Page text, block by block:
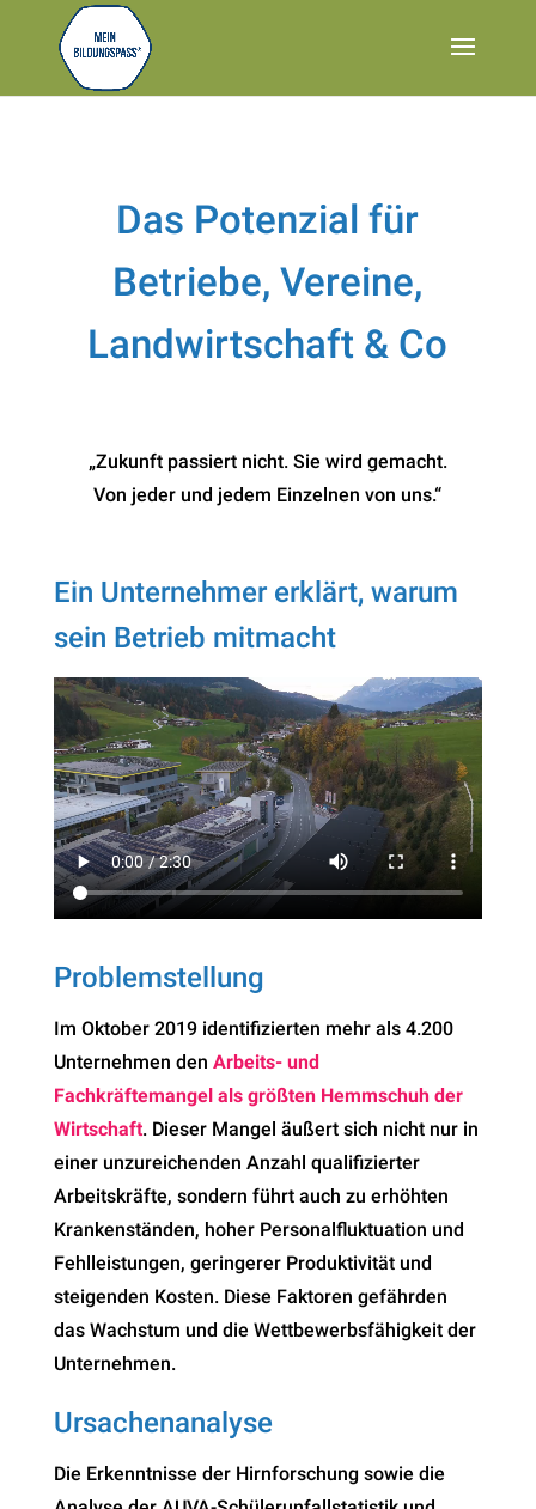
Das Potenzial für
Betriebe, Vereine,
Landwirtschaft & Co
„Zukunft passiert nicht. Sie wird gemacht.
Von jeder und jedem Einzelnen von uns.“
Ein Unternehmer erklärt, warum
sein Betrieb mitmacht
Problemstellung
Im Oktober 2019 identifizierten mehr als 4.200
Unternehmen den Arbeits- und
Fachkräftemangel als größten Hemmschuh der
Wirtschaft. Dieser Mangel äußert sich nicht nur in
einer unzureichenden Anzahl qualifizierter
Arbeitskräfte, sondern führt auch zu erhöhten
Krankenständen, hoher Personalfluktuation und
Fehlleistungen, geringerer Produktivität und
steigenden Kosten. Diese Faktoren gefährden
das Wachstum und die Wettbewerbsfähigkeit der
Unternehmen.
Ursachenanalyse
Die Erkenntnisse der Hirnforschung sowie die